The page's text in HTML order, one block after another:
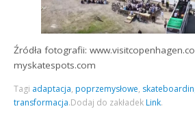
Źródła fotografii:
myskatespots.com
Tagi adaptacja, poprzemysłowe,
transformacja.Dodaj do zakładek Link.